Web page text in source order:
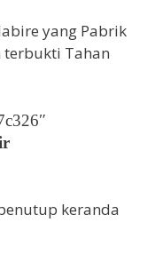
yang Pabrik
terbukti Tahan
keranda